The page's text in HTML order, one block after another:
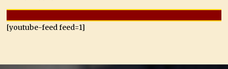
[youtube-feed feed=1]